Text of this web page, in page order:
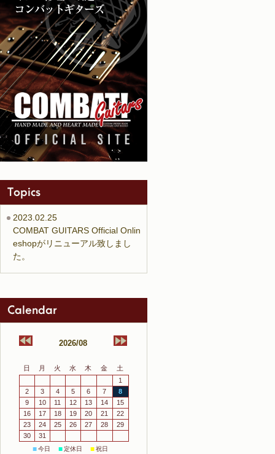
2023.02.25
COMBAT GUITARS Official Onlin
eshopがリニューアル致しまし
た。
2026/08
日 月 火 水 木 金
土
1
2
3 4 5 6 7
8
9
10 11 12 13 14
15
16
17 18 19 20 21
22
23
24 25 26 27 28
29
30
31
■ 今日 ■ 定休日 ■ 祝日